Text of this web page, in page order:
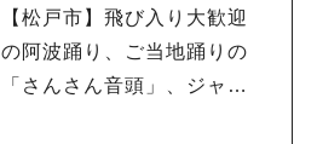
【松戸市】飛び入り大歓迎
の阿波踊り、ご当地踊りの
「さんさん音頭」、ジャ